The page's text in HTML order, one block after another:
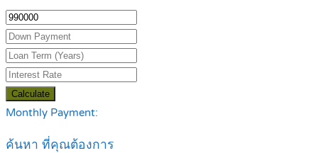
Calculate
Monthly Payment:
ค้นหา ที่คุณต้องการ